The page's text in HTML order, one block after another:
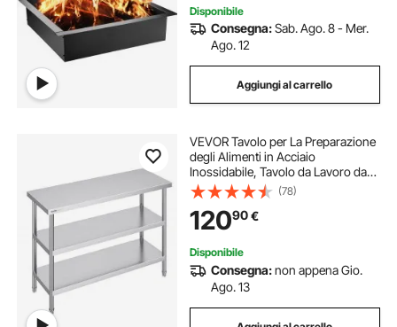
Disponibile
Consegna:Sab. Ago. 8 - Mer.
Ago. 12
Aggiungi al carrello
VEVOR Tavolo per La Preparazione
degli Alimenti in Acciaio
Inossidabile, Tavolo da Lavoro da
Cucina Commerciale 457 x 1219 x
864 mm 2 Ripiani Inferiori
Regolabili, per Barbecue, Cucina,
Casa, Garage
(78)
12090€
Disponibile
Consegna:non appena Gio.
Ago. 13